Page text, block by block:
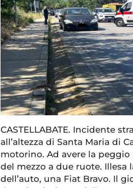
CASTELLABATE. Incidente
all’altezza di Santa Maria di
motorino. Ad avere la
del mezzo a due ruote. Illesa
dell’auto, una Fiat Bravo. Il